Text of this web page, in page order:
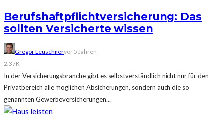
Berufshaftpflichtversicherung: Das
sollten Versicherte wissen
Gregor Leuschnervor 5 Jahren
2.37K
In der Versicherungsbranche gibt es selbstverständlich nicht nur für den
Privatbereich alle möglichen Absicherungen, sondern auch die so
genannten Gewerbeversicherungen....